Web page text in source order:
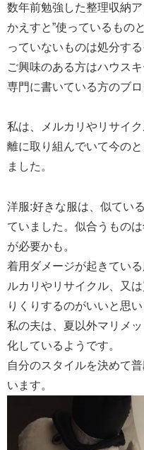
数年前勉強した整理収納
かえすと”使っているもの
っていないものは処分す
ご興味のある方はハウス
専門に書いている方のブロ
私は、メルカリやリサイ
離に取り組んでいて今の
ました。
洋服:好きな服は、似てい
ていました。似合うもの
が必要かも。
着用ダメージが起きてい
ルカリやリサイクル、又
りくりするのがいいと思い
私の夫は、夏以外マリメ
化しているようです。
自分のスタイルを決めて
います。